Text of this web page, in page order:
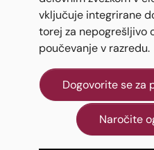
vključuje integrirane
torej za nepogrešljivo
poučevanje v razredu.
Dogovorite se za
Naročite